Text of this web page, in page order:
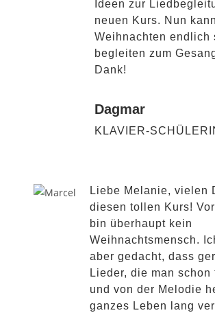
Ideen zur
neuen Kurs. Nun
Weihnachten endlich
begleiten zum
Dank!
Dagmar
KLAVIER-
Liebe Melanie, vielen
diesen tollen Kurs!
bin überhaupt kein
Weihnachtsmensch.
aber gedacht, dass
Lieder, die man schon
und von der Melodie
ganzes Leben lang